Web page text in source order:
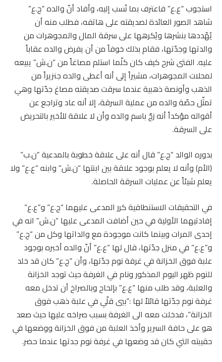
استجوب “ع.ع” فاعترف بما نُسب إليه، وأفاد أنّ والده “ج.ع”
شاهد الصور العائدة لصديقته على هاتفه، فطلب منه أن
يُهّددها بنشرها ويُكرهها على سرقة المال والمجوهرات من
والدتها وجدّتها، فقام بذلك خوفاً من أن يفرض والده عقاباً
عليه. الفتى شرح كيف كان كلّما استلم مصاغاً من “ن.ش” يبيعه
لمحلات المجوهرات، مشيراً إلى أنه أعطى والده جنزيراً من
الذهب وأونصة ذهبية عندما سرقت صديقته مصاغ جدّتها وهي
تمثّل حصّة والده من عملية السرقة، إلا أنه عاد وتراجع عن
أقواله مؤكداً أنه زجّ باسم والده وأن لا علاقة للأخير بالتحريض
على السرقة.
بدوره الوالد “ج.ع” قال أنه على علاقة خطوبة بالمدعية “ن.ب”
(الأم) وأنه لا يعلم بوجود علاقة بين ابنتها “ن.ش” وابنه “ع.ع” ولا
يعلم شيئاً عن عمليات السرقة الحاصلة.
في التحقيقات الاستنطاقية كرر المدعى عليهما “ج.ع” و”ع.ع”
إفادتيهما الأولية في حين أضافت المدعى عليها “ن.ش” انه في
إحدى المرات وبينما كانت موجودة مع والداتها وكل من “ج.ع”
و”ع.ع” في منزل جدّتها، قال لها “ع.ع” أنّ والده أخبره بوجود
علبة فوق الخزانة في غرفة نوم جدّتها، وأن “ج.ع” كان قد خلد
للنوم ظهر اليوم المذكور ونام في الغرفة حيث توجد الخزانة
والعلبة، وقد طلب منها “ع.ع” بإلحاح وبالصراخ أن تدخل معه
غرفة نوم جدّتها قائلاً لها :”بيي قلّي في علبة ذهب فوق
الخزانة”، فدخلت معه الى الغرفة بسبب صراخه عليها حيث صعد
هو على حافة السرير وأخذ العلبة من فوق الخزانة ووضعها في
حقيبته التي كان قد وضعها في غرفة نوم جدتها عندما حضر.